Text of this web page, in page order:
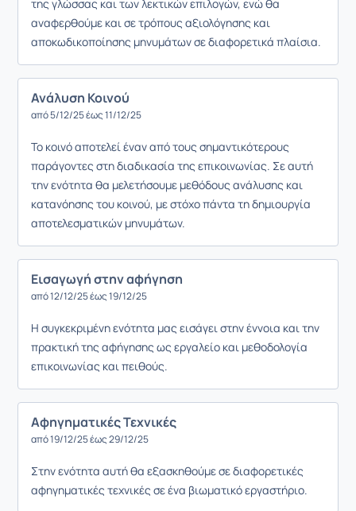
της γλώσσας και των λεκτικών επιλογών, ενώ θα
αναφερθούμε και σε τρόπους αξιολόγησης και
αποκωδικοποίησης μηνυμάτων σε διαφορετικά πλαίσια.
Ανάλυση Κοινού
από 5/12/25 έως 11/12/25
Το κοινό αποτελεί έναν από τους σημαντικότερους
παράγοντες στη διαδικασία της επικοινωνίας. Σε αυτή
την ενότητα θα μελετήσουμε μεθόδους ανάλυσης και
κατανόησης του κοινού, με στόχο πάντα τη δημιουργία
αποτελεσματικών μηνυμάτων.
Εισαγωγή στην αφήγηση
από 12/12/25 έως 19/12/25
Η συγκεκριμένη ενότητα μας εισάγει στην έννοια και την
πρακτική της αφήγησης ως εργαλείο και μεθοδολογία
επικοινωνίας και πειθούς.
Αφηγηματικές Τεχνικές
από 19/12/25 έως 29/12/25
Στην ενότητα αυτή θα εξασκηθούμε σε διαφορετικές
αφηγηματικές τεχνικές σε ένα βιωματικό εργαστήριο.